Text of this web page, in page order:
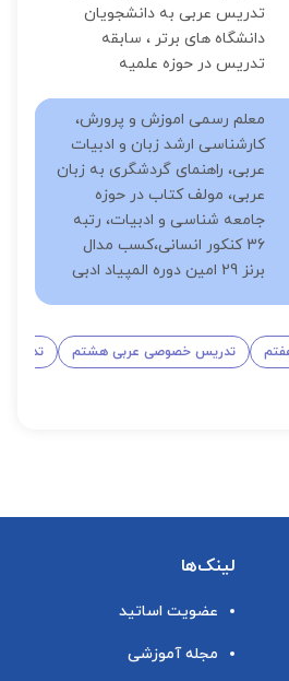
تدریس عربی به دانشجویان
دانشگاه های برتر ، سابقه
تدریس در حوزه علمیه
معلم رسمی اموزش و پرورش،
کارشناسی ارشد زبان و ادبیات
عربی، راهنمای گردشگری به زبان
عربی، مولف کتاب در حوزه
جامعه شناسی و ادبیات، رتبه
36 کنکور انسانی،کسب مدال
برنز 29 امین دوره المپیاد ادبی
تدریس خصوصی عربی هشتم تدریس
لینک‌ها
عضویت اساتید
مجله آموزشی